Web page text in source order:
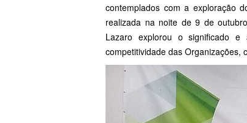
contemplados com a exploração
realizada na noite de 9 de
Lazaro explorou o significado e
competitividade das Organizações,